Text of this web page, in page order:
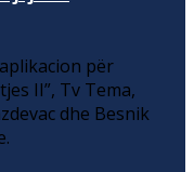
për
II”, Tv Tema,
dhe Besnik